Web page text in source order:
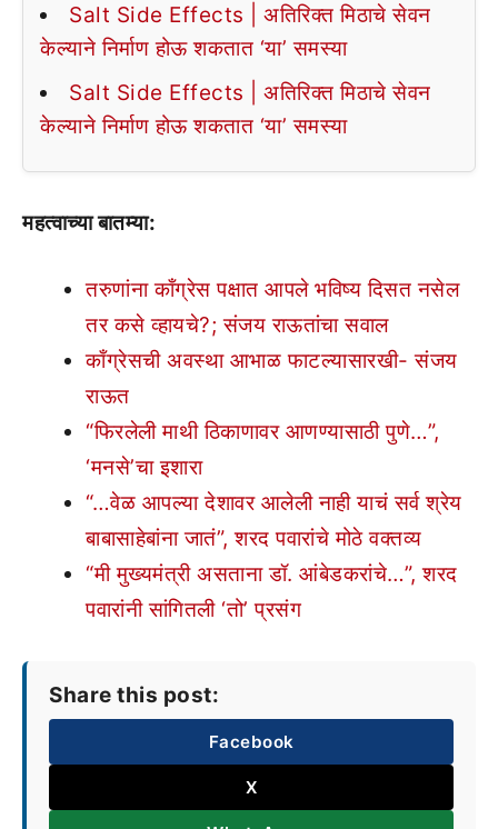
Salt Side Effects | अतिरिक्त मिठाचे सेवन
केल्याने निर्माण होऊ शकतात ‘या’ समस्या
Salt Side Effects | अतिरिक्त मिठाचे सेवन
केल्याने निर्माण होऊ शकतात ‘या’ समस्या
महत्वाच्या बातम्या:
तरुणांना काँग्रेस पक्षात आपले भविष्य दिसत नसेल
तर कसे व्हायचे?; संजय राऊतांचा सवाल
काँग्रेसची अवस्था आभाळ फाटल्यासारखी- संजय
राऊत
“फिरलेली माथी ठिकाणावर आणण्यासाठी पुणे…”,
‘मनसे’चा इशारा
“…वेळ आपल्या देशावर आलेली नाही याचं सर्व श्रेय
बाबासाहेबांना जातं”, शरद पवारांचे मोठे वक्तव्य
“मी मुख्यमंत्री असताना डॉ. आंबेडकरांचे…”, शरद
पवारांनी सांगितली ‘तो’ प्रसंग
Share this post:
Facebook
X